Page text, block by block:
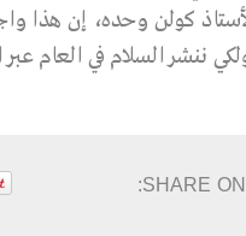
كولن وحده، إن هذا
ننشر السلام في العام عبر
SHARE ON: